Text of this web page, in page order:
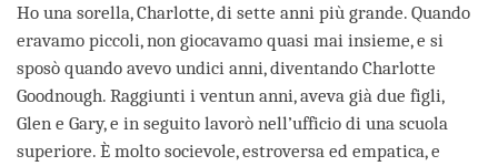
Ho una sorella, Charlotte, di sette anni più grande. Quando
eravamo piccoli, non giocavamo quasi mai insieme, e si
sposò quando avevo undici anni, diventando Charlotte
Goodnough. Raggiunti i ventun anni, aveva già due figli,
Glen e Gary, e in seguito lavorò nell’ufficio di una scuola
superiore. È molto socievole, estroversa ed empatica, e